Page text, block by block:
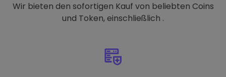
Wir bieten den sofortigen Kauf von beliebten Coins
und Token, einschließlich .